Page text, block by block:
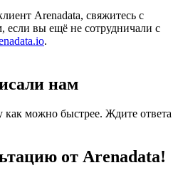
Arenadata, свяжитесь с
если вы ещё не сотрудничали с
.
нам
можно быстрее. Ждите ответа
от Arenadata!